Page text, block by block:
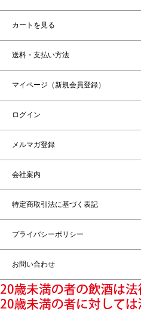
カートを見る
送料・支払い方法
マイページ（新規会員登録）
ログイン
メルマガ登録
会社案内
特定商取引法に基づく表記
プライバシーポリシー
お問い合わせ